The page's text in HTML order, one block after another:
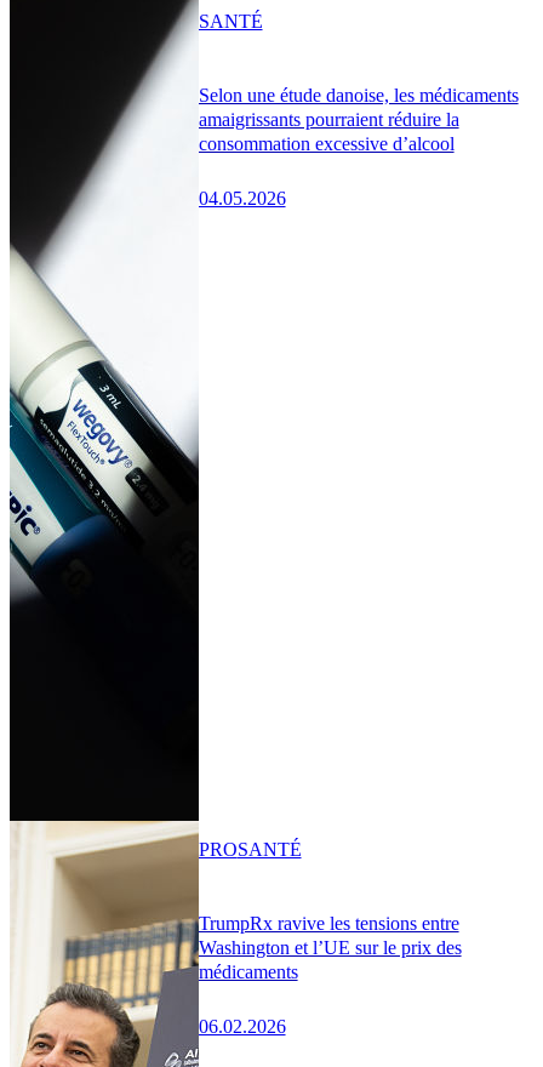
Selon une étude danoise, les médicaments
amaigrissants pourraient réduire la
consommation excessive d’alcool
04.05.2026
SANTÉ
TrumpRx ravive les tensions entre
Washington et l’UE sur le prix des
médicaments
06.02.2026
PROSANTÉ